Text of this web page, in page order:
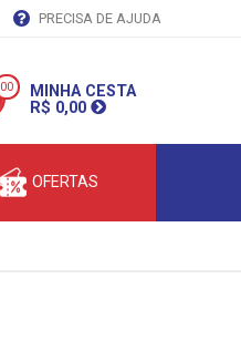
PRECISA DE AJUDA
00
MINHA CESTA
R$ 0,00
OFERTAS